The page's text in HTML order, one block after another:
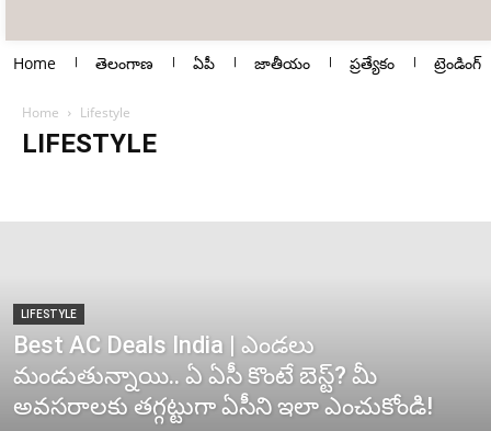
Home తెలంగాణ ఏపీ జాతీయం ప్రత్యేకం ట్రెండింగ్
Home Lifestyle
LIFESTYLE
LIFESTYLE
Best AC Deals India | ఎండలు
మండుతున్నాయి.. ఏ ఏసీ కొంటే బెస్ట్? మీ
అవసరాలకు తగ్గట్టుగా ఏసీని ఇలా ఎంచుకోండి!